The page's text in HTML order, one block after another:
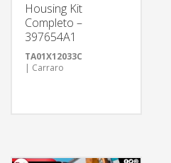
Housing Kit
Completo –
397654A1
TA01X12033C
| Carraro